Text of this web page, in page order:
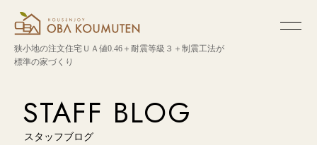
狭小地の注文住宅ＵＡ値0.46＋耐震等級３＋制震工法が
標準の家づくり
STAFF BLOG
スタッフブログ